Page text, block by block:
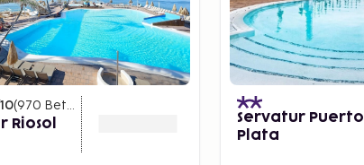
(970 Betyg
Riosol
Servatur Puerto
Plata